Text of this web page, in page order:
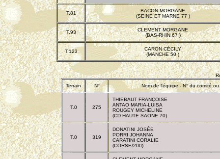
T.81
BACON MORGANE
(SEINE ET MARNE 77 )
T.93
CLEMENT MORGANE
(BAS-RHIN 67 )
T.123
CARON CÉCILY
(MANCHE 50 )
Terrain
N° Nom de l'équipe - N° du comité ou
T.0 275
THIEBAUT FRANÇOISE
ANTAO MARIA-LUISA
ROUGEY MICHELINE
(CD HAUTE SAONE 70)
T.0 319
DONATINI JOSÉE
PORRI JOHANNA
CARATINI CORALIE
(CORSE/200)